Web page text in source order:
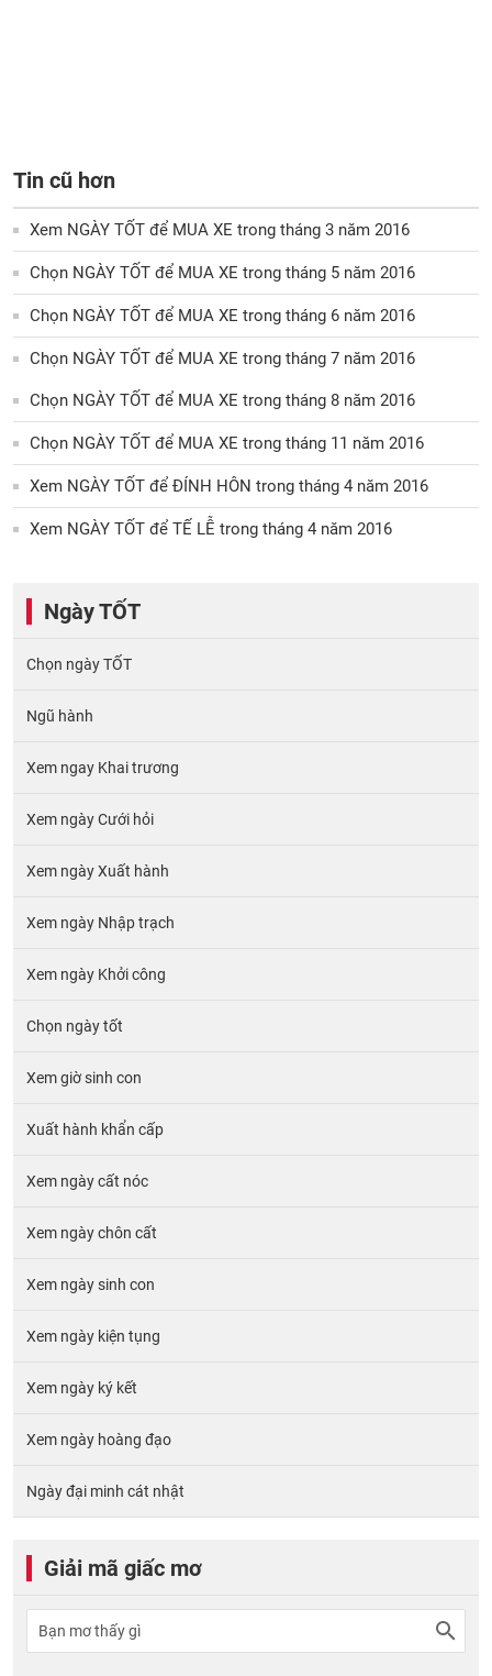
Tin cũ hơn
Xem NGÀY TỐT để MUA XE trong tháng 3 năm 2016
Chọn NGÀY TỐT để MUA XE trong tháng 5 năm 2016
Chọn NGÀY TỐT để MUA XE trong tháng 6 năm 2016
Chọn NGÀY TỐT để MUA XE trong tháng 7 năm 2016
Chọn NGÀY TỐT để MUA XE trong tháng 8 năm 2016
Chọn NGÀY TỐT để MUA XE trong tháng 11 năm 2016
Xem NGÀY TỐT để ĐÍNH HÔN trong tháng 4 năm 2016
Xem NGÀY TỐT để TẾ LỄ trong tháng 4 năm 2016
Ngày TỐT
Chọn ngày TỐT
Ngũ hành
Xem ngay Khai trương
Xem ngày Cưới hỏi
Xem ngày Xuất hành
Xem ngày Nhập trạch
Xem ngày Khởi công
Chọn ngày tốt
Xem giờ sinh con
Xuất hành khẩn cấp
Xem ngày cất nóc
Xem ngày chôn cất
Xem ngày sinh con
Xem ngày kiện tụng
Xem ngày ký kết
Xem ngày hoàng đạo
Ngày đại minh cát nhật
Giải mã giấc mơ